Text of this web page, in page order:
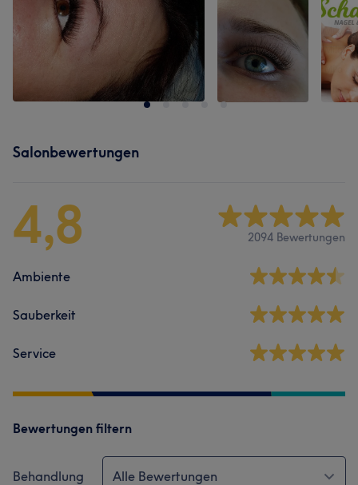
Salonbewertungen
4,8 2094 Bewertungen
Ambiente
Sauberkeit
Service
Bewertungen filtern
Behandlung Alle Bewertungen